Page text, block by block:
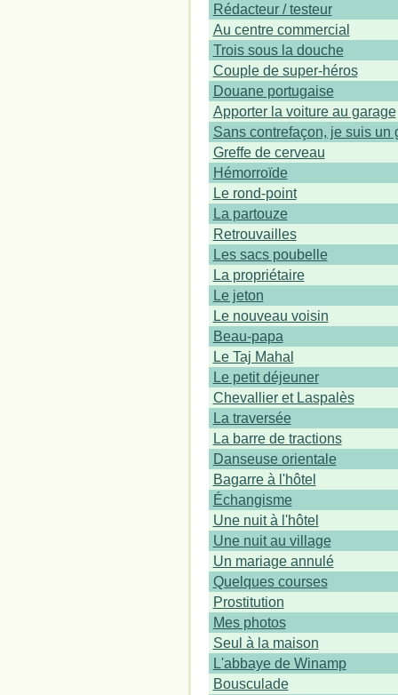
Rédacteur / testeur
Au centre commercial
Trois sous la douche
Couple de super-héros
Douane portugaise
Apporter la voiture au garage
Sans contrefaçon, je suis un
Greffe de cerveau
Hémorroïde
Le rond-point
La partouze
Retrouvailles
Les sacs poubelle
La propriétaire
Le jeton
Le nouveau voisin
Beau-papa
Le Taj Mahal
Le petit déjeuner
Chevallier et Laspalès
La traversée
La barre de tractions
Danseuse orientale
Bagarre à l'hôtel
Échangisme
Une nuit à l'hôtel
Une nuit au village
Un mariage annulé
Quelques courses
Prostitution
Mes photos
Seul à la maison
L'abbaye de Winamp
Bousculade